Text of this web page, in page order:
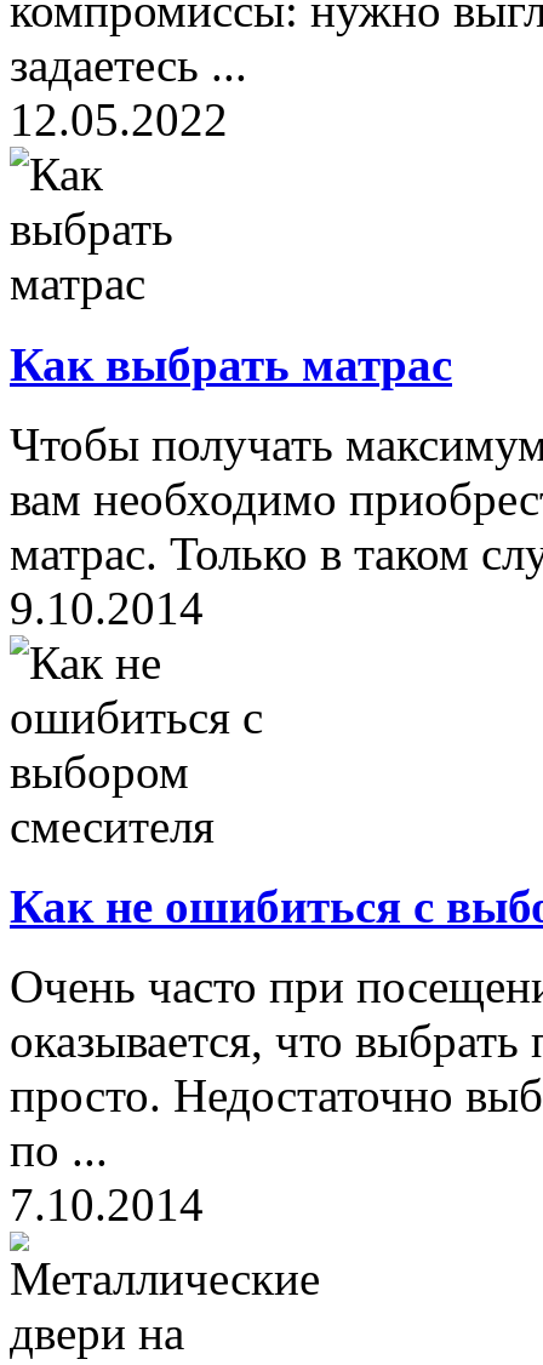
компромиссы: нужно
задаетесь ...
12.05.2022
Как выбрать матрас
Чтобы получать
вам необходимо
матрас. Только в таком
9.10.2014
Как не ошибиться с
Очень часто при
оказывается, что
просто. Недостаточно
по ...
7.10.2014